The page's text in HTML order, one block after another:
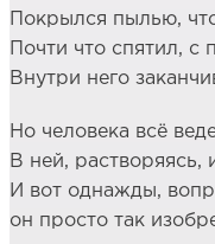
Покрылся пылью,
Почти что спятил, с
Внутри него
Но человека всё
В ней, растворяясь,
И вот однажды,
он просто так